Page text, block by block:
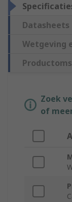
Datasheets
Wetgeving
Zoek
of